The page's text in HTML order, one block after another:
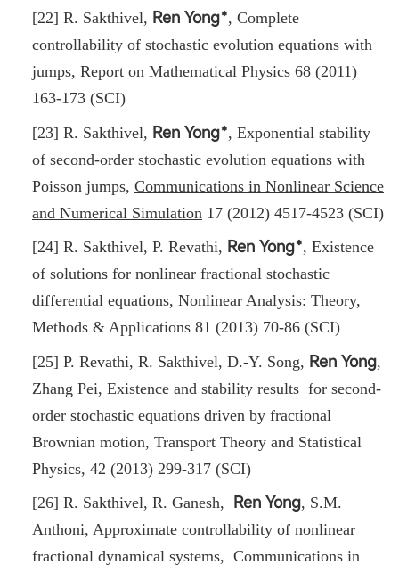
[22] R. Sakthivel, Ren Yong﹡, Complete
controllability of stochastic evolution equations with
jumps, Report on Mathematical Physics 68 (2011)
163-173 (SCI)
[23] R. Sakthivel, Ren Yong﹡, Exponential stability
of second-order stochastic evolution equations with
Poisson jumps, Communications in Nonlinear Science
and Numerical Simulation 17 (2012) 4517-4523 (SCI)
[24] R. Sakthivel, P. Revathi, Ren Yong﹡, Existence
of solutions for nonlinear fractional stochastic
differential equations, Nonlinear Analysis: Theory,
Methods & Applications 81 (2013) 70-86 (SCI)
[25] P. Revathi, R. Sakthivel, D.-Y. Song, Ren Yong,
Zhang Pei, Existence and stability results for second-
order stochastic equations driven by fractional
Brownian motion, Transport Theory and Statistical
Physics, 42 (2013) 299-317 (SCI)
[26] R. Sakthivel, R. Ganesh, Ren Yong, S.M.
Anthoni, Approximate controllability of nonlinear
fractional dynamical systems, Communications in